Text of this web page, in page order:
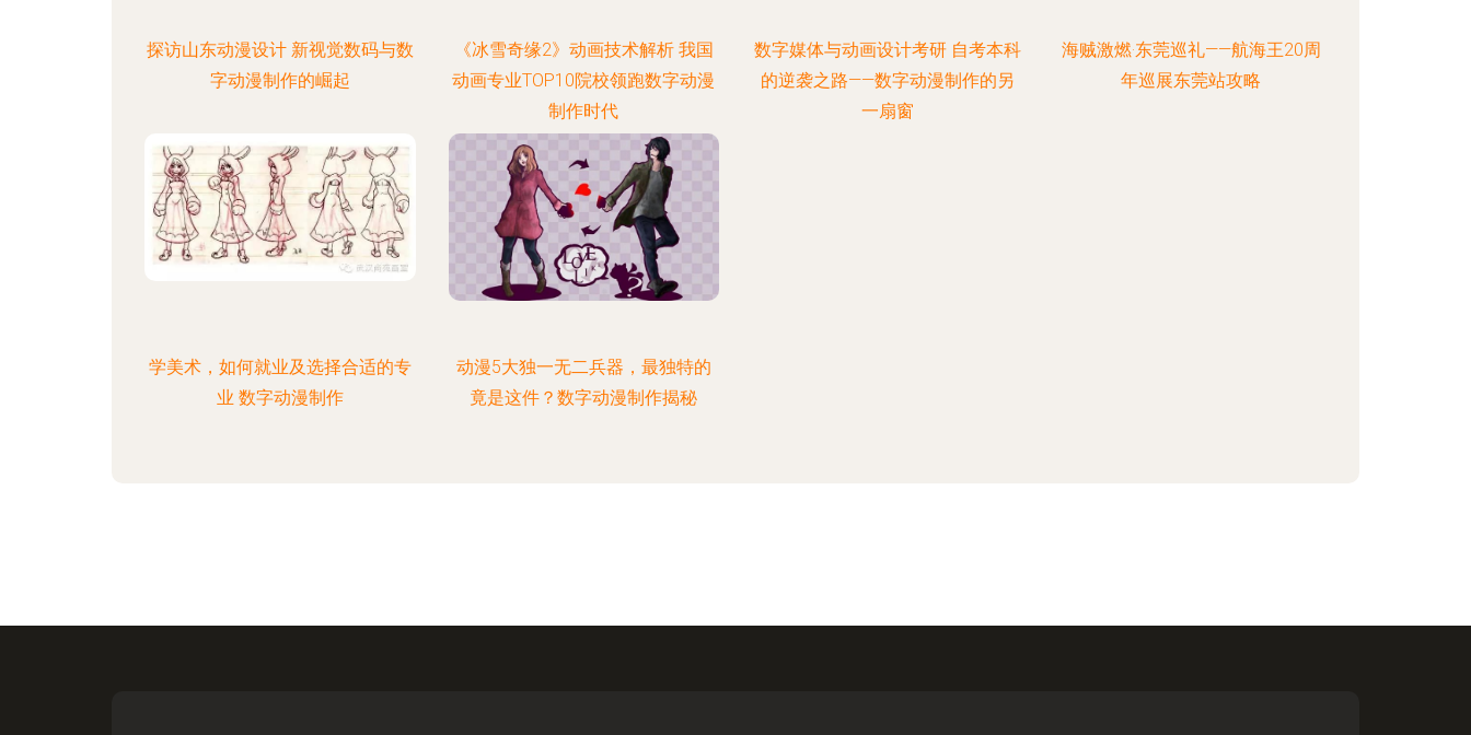
探访山东动漫设计 新视觉数码与数
字动漫制作的崛起
《冰雪奇缘2》动画技术解析 我国
动画专业TOP10院校领跑数字动漫
制作时代
数字媒体与动画设计考研 自考本科
的逆袭之路——数字动漫制作的另
一扇窗
海贼激燃·东莞巡礼——航海王20周
年巡展东莞站攻略
学美术，如何就业及选择合适的专
业 数字动漫制作
动漫5大独一无二兵器，最独特的
竟是这件？数字动漫制作揭秘